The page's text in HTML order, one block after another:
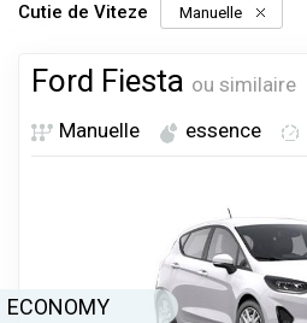
Cutie de Viteze Manuelle
Ford Fiesta ou similaire
Manuelle
essence
ECONOMY